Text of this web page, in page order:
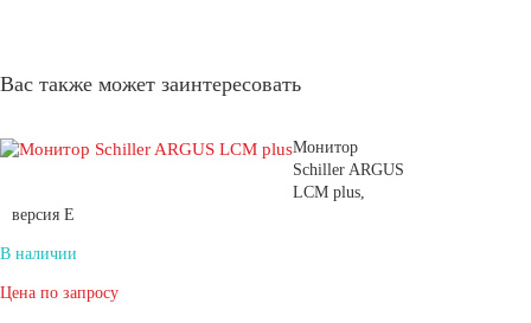
Вас также может заинтересовать
Монитор
Schiller ARGUS
LCM plus,
версия E
В наличии
Цена по запросу